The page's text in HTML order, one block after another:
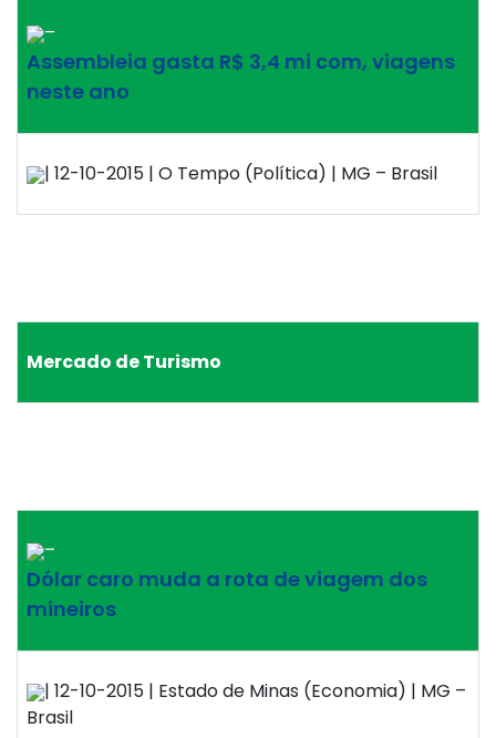
–
Assembleia gasta R$ 3,4 mi com, viagens
neste ano
| 12-10-2015 | O Tempo (Política) | MG – Brasil
Mercado de Turismo
–
Dólar caro muda a rota de viagem dos
mineiros
| 12-10-2015 | Estado de Minas (Economia) | MG –
Brasil